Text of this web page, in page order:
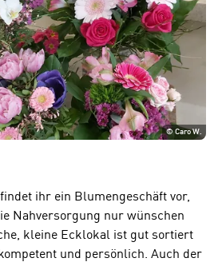
©Caro W.
ihr ein Blumengeschäft vor,
Nahversorgung nur wünschen
kleine Ecklokal ist gut sortiert
und persönlich. Auch der